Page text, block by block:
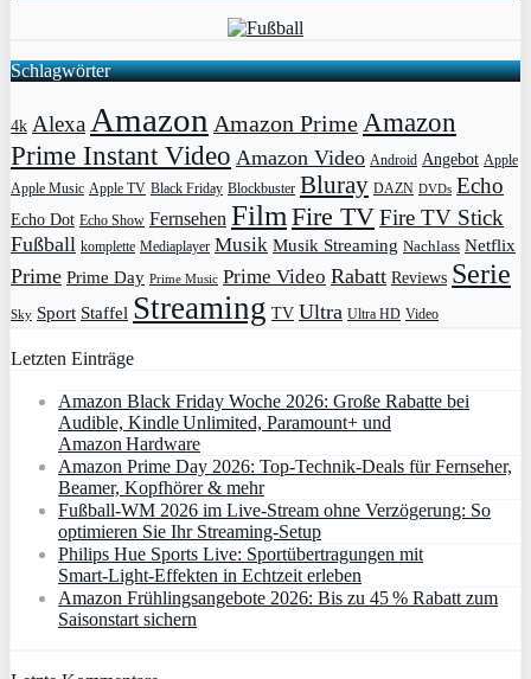
Schlagwörter
4k AlexaAmazon Amazon PrimeAmazon
Prime Instant Video Amazon Video Android Angebot Apple
Apple Music Apple TV Black Friday Blockbuster Bluray DAZN DVDs Echo
Echo Dot Echo Show Fernsehen FilmFire TVFire TV Stick
Fußball komplette Mediaplayer Musik Musik Streaming Nachlass Netflix
Prime Prime Day Prime Music Prime Video Rabatt Reviews Serie
Sky Sport Staffel Streaming TV Ultra Ultra HD Video
Letzten Einträge
Amazon Black Friday Woche 2026: Große Rabatte bei
Audible, Kindle Unlimited, Paramount+ und
Amazon Hardware
Amazon Prime Day 2026: Top-Technik-Deals für Fernseher,
Beamer, Kopfhörer & mehr
Fußball-WM 2026 im Live-Stream ohne Verzögerung: So
optimieren Sie Ihr Streaming-Setup
Philips Hue Sports Live: Sportübertragungen mit
Smart‑Light‑Effekten in Echtzeit erleben
Amazon Frühlingsangebote 2026: Bis zu 45 % Rabatt zum
Saisonstart sichern